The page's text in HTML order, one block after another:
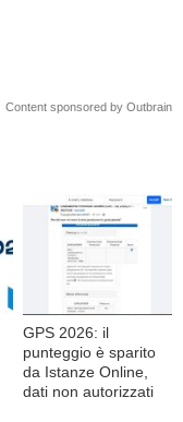
Content sponsored by Outbrain
GPS 2026: il
punteggio è sparito
da Istanze Online,
dati non autorizzati